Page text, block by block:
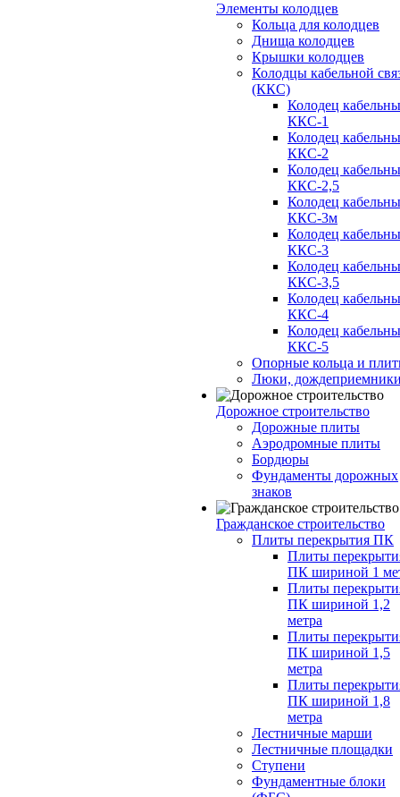
Элементы колодцев
Кольца для колодцев
Днища колодцев
Крышки колодцев
Колодцы кабельной
(ККС)
Колодец
ККС-1
Колодец
ККС-2
Колодец
ККС-2,5
Колодец
ККС-3м
Колодец
ККС-3
Колодец
ККС-3,5
Колодец
ККС-4
Колодец
ККС-5
Опорные кольца и
Люки,
Дорожное строительство
Дорожные плиты
Аэродромные плиты
Бордюры
Фундаменты дорожных
знаков
Гражданское строительство
Плиты перекрытия ПК
Плиты
ПК шириной 1
Плиты
ПК шириной 1,2
метра
Плиты
ПК шириной 1,5
метра
Плиты
ПК шириной 1,8
метра
Лестничные марши
Лестничные площадки
Ступени
Фундаментные блоки